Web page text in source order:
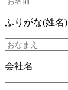
ふりがな(姓名)
会社名